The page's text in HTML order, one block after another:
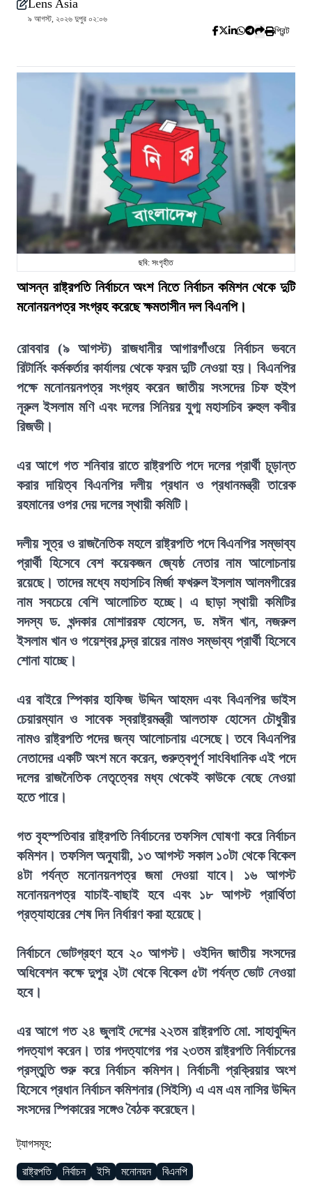
Lens Asia
৯ আগস্ট, ২০২৬ দুপুর ০২:০৬
প্রিন্ট
ছবি: সংগৃহীত
আসন্ন রাষ্ট্রপতি নির্বাচনে অংশ নিতে নির্বাচন কমিশন থেকে দুটি
মনোনয়নপত্র সংগ্রহ করেছে ক্ষমতাসীন দল বিএনপি।
রোববার (৯ আগস্ট) রাজধানীর আগারগাঁওয়ে নির্বাচন ভবনে
রিটার্নিং কর্মকর্তার কার্যালয় থেকে ফরম দুটি নেওয়া হয়। বিএনপির
পক্ষে মনোনয়নপত্র সংগ্রহ করেন জাতীয় সংসদের চিফ হুইপ
নূরুল ইসলাম মণি এবং দলের সিনিয়র যুগ্ম মহাসচিব রুহুল কবীর
রিজভী।
এর আগে গত শনিবার রাতে রাষ্ট্রপতি পদে দলের প্রার্থী চূড়ান্ত
করার দায়িত্ব বিএনপির দলীয় প্রধান ও প্রধানমন্ত্রী তারেক
রহমানের ওপর দেয় দলের স্থায়ী কমিটি।
দলীয় সূত্র ও রাজনৈতিক মহলে রাষ্ট্রপতি পদে বিএনপির সম্ভাব্য
প্রার্থী হিসেবে বেশ কয়েকজন জ্যেষ্ঠ নেতার নাম আলোচনায়
রয়েছে। তাদের মধ্যে মহাসচিব মির্জা ফখরুল ইসলাম আলমগীরের
নাম সবচেয়ে বেশি আলোচিত হচ্ছে। এ ছাড়া স্থায়ী কমিটির
সদস্য ড. খন্দকার মোশাররফ হোসেন, ড. মঈন খান, নজরুল
ইসলাম খান ও গয়েশ্বর চন্দ্র রায়ের নামও সম্ভাব্য প্রার্থী হিসেবে
শোনা যাচ্ছে।
এর বাইরে স্পিকার হাফিজ উদ্দিন আহমদ এবং বিএনপির ভাইস
চেয়ারম্যান ও সাবেক স্বরাষ্ট্রমন্ত্রী আলতাফ হোসেন চৌধুরীর
নামও রাষ্ট্রপতি পদের জন্য আলোচনায় এসেছে। তবে বিএনপির
নেতাদের একটি অংশ মনে করেন, গুরুত্বপূর্ণ সাংবিধানিক এই পদে
দলের রাজনৈতিক নেতৃত্বের মধ্য থেকেই কাউকে বেছে নেওয়া
হতে পারে।
গত বৃহস্পতিবার রাষ্ট্রপতি নির্বাচনের তফসিল ঘোষণা করে নির্বাচন
কমিশন। তফসিল অনুযায়ী, ১৩ আগস্ট সকাল ১০টা থেকে বিকেল
৪টা পর্যন্ত মনোনয়নপত্র জমা দেওয়া যাবে। ১৬ আগস্ট
মনোনয়নপত্র যাচাই-বাছাই হবে এবং ১৮ আগস্ট প্রার্থিতা
প্রত্যাহারের শেষ দিন নির্ধারণ করা হয়েছে।
নির্বাচনে ভোটগ্রহণ হবে ২০ আগস্ট। ওইদিন জাতীয় সংসদের
অধিবেশন কক্ষে দুপুর ২টা থেকে বিকেল ৫টা পর্যন্ত ভোট নেওয়া
হবে।
এর আগে গত ২৪ জুলাই দেশের ২২তম রাষ্ট্রপতি মো. সাহাবুদ্দিন
পদত্যাগ করেন। তার পদত্যাগের পর ২৩তম রাষ্ট্রপতি নির্বাচনের
প্রস্তুতি শুরু করে নির্বাচন কমিশন। নির্বাচনী প্রক্রিয়ার অংশ
হিসেবে প্রধান নির্বাচন কমিশনার (সিইসি) এ এম এম নাসির উদ্দিন
সংসদের স্পিকারের সঙ্গেও বৈঠক করেছেন।
ট্যাগসমূহ:
রাষ্ট্রপতি নির্বাচন ইসি মনোনয়ন বিএনপি